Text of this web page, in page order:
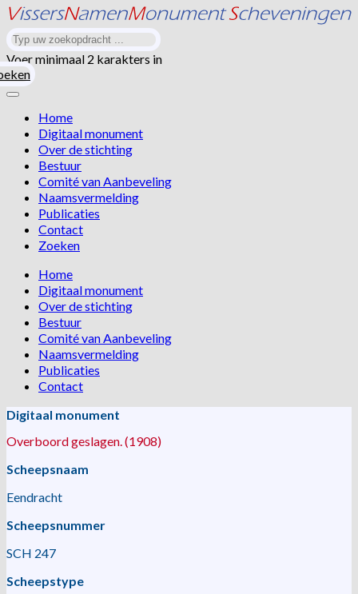
Voer minimaal 2 karakters in
Home
Digitaal monument
Over de stichting
Bestuur
Comité van Aanbeveling
Naamsvermelding
Publicaties
Contact
Zoeken
Home
Digitaal monument
Over de stichting
Bestuur
Comité van Aanbeveling
Naamsvermelding
Publicaties
Contact
Digitaal monument
Overboord geslagen. (1908)
Scheepsnaam
Eendracht
Scheepsnummer
SCH 247
Scheepstype